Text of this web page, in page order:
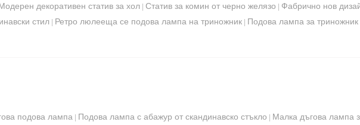
декоративен статив за хол | Статив за комин от черно желязо | Фабрично нов
стил | Ретро люлееща се подова лампа на триножник | Подова лампа за триножник
подова лампа | Подова лампа с абажур от скандинавско стъкло | Малка дъгова лампа